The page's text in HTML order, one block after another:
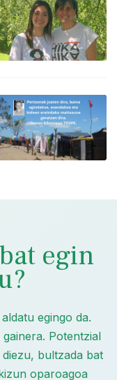
egin
egingo da.
Potentzial
bultzada bat
oparoagoa